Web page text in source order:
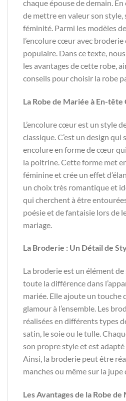
chaque épouse de demain. En
de mettre en valeur son style,
féminité. Parmi les modèles
l’encolure cœur avec
populaire. Dans ce texte,
les avantages de cette robe,
conseils pour choisir la robe
La Robe de Mariée à En-
L’encolure cœur est un style
classique. C’est un design qui
encolure en forme de cœur
la poitrine. Cette forme met
féminine et crée un effet
un choix très romantique et
qui cherchent à être
poésie et de fantaisie lors de
mariage.
La Broderie : Un Détail de
La broderie est un élément
toute la différence dans
mariée. Elle ajoute un touche
glamour à l’ensemble. Les
réalisées en différents types
satin, le soie ou le tulle.
son propre style et est
Ainsi, la broderie peut être
manches ou même sur la jupe
Les Avantages de la Robe